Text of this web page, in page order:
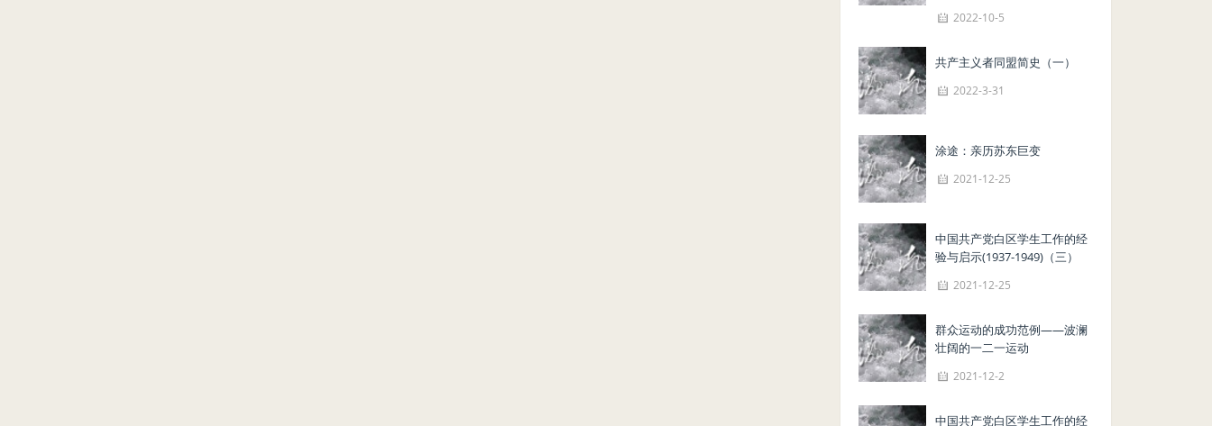
2022-10-5
共产主义者同盟简史（一）
2022-3-31
涂途：亲历苏东巨变
2021-12-25
中国共产党白区学生工作的经
验与启示(1937-1949)（三）
2021-12-25
群众运动的成功范例——波澜
壮阔的一二一运动
2021-12-2
中国共产党白区学生工作的经